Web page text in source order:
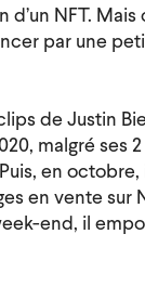
NFT. Mais
par une
de Justin
malgré ses
en
en vente sur
end, il